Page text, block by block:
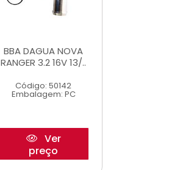
BBA DAGUA NOVA
RANGER 3.2 16V 13/..
Código: 50142
Embalagem: PC
Ver
preço